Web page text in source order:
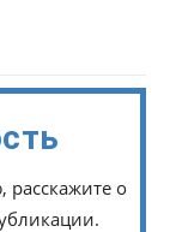
расскажите о